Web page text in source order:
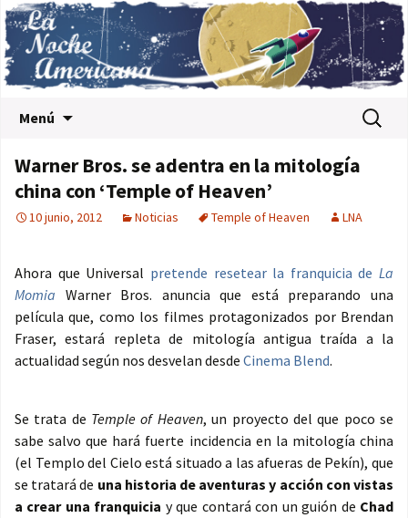
Menú Buscar:
Warner Bros. se adentra en la mitología
china con ‘Temple of Heaven’
10 junio, 2012 Noticias Temple of Heaven LNA
Ahora que Universal pretende resetear la franquicia de La
Momia Warner Bros. anuncia que está preparando una
película que, como los filmes protagonizados por Brendan
Fraser, estará repleta de mitología antigua traída a la
actualidad según nos desvelan desde Cinema Blend.
Se trata de Temple of Heaven, un proyecto del que poco se
sabe salvo que hará fuerte incidencia en la mitología china
(el Templo del Cielo está situado a las afueras de Pekín), que
se tratará de una historia de aventuras y acción con vistas
a crear una franquicia y que contará con un guión de Chad